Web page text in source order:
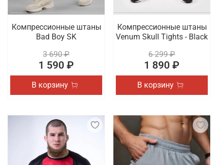
Компрессионные штаны
Bad Boy SK
3 690 ₽
1 590 ₽
В корзину
Компрессионные штаны
Venum Skull Tights - Black
6 299 ₽
1 890 ₽
В корзину